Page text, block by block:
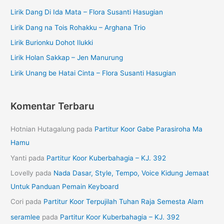
Lirik Dang Di Ida Mata – Flora Susanti Hasugian
Lirik Dang na Tois Rohakku – Arghana Trio
Lirik Burionku Dohot Ilukki
Lirik Holan Sakkap – Jen Manurung
Lirik Unang be Hatai Cinta – Flora Susanti Hasugian
Komentar Terbaru
Hotnian Hutagalung pada Partitur Koor Gabe Parasiroha Ma
Hamu
Yanti pada Partitur Koor Kuberbahagia – KJ. 392
Lovelly pada Nada Dasar, Style, Tempo, Voice Kidung Jemaat
Untuk Panduan Pemain Keyboard
Cori pada Partitur Koor Terpujilah Tuhan Raja Semesta Alam
seramlee pada Partitur Koor Kuberbahagia – KJ. 392